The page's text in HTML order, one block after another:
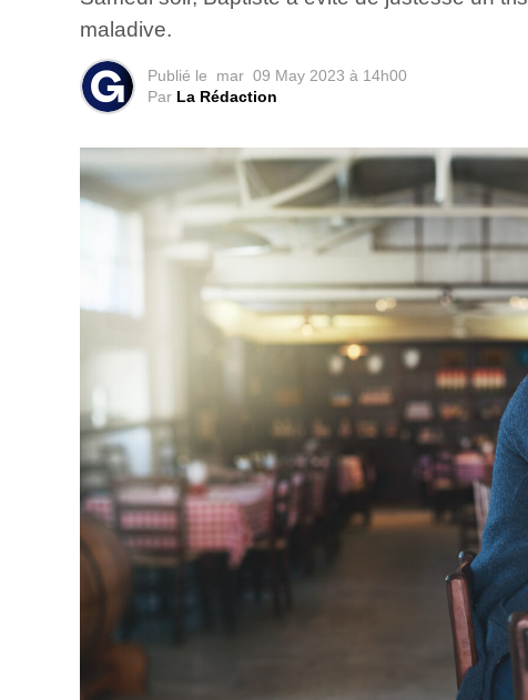
maladive.
Publié le mar 09 May 2023 à 14h00
Par La Rédaction